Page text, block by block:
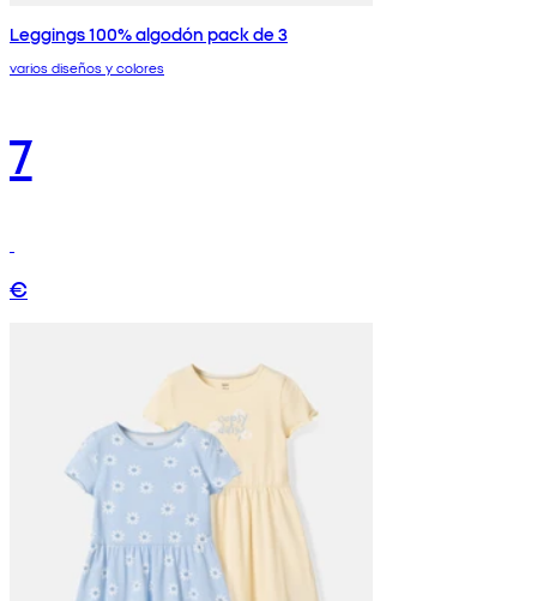
Leggings 100% algodón pack de 3
varios diseños y colores
7
€